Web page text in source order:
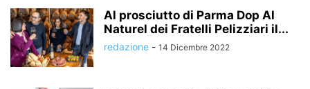
Al prosciutto di Parma Dop Al
Naturel dei Fratelli Pelizziari il...
redazione - 14 Dicembre 2022